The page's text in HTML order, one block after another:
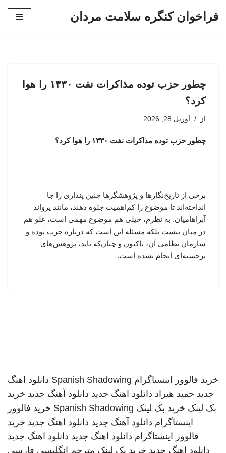
فراخوان کنگره سلامت مردان
چطور حزب توده مذاکرات نفت ۱۳۳۰ را هوا
کرد؟
از آوریل 28, 2026
چطور حزب توده مذاکرات نفت ۱۳۳۰ را هوا کرد؟
برخی از تاریخ‌نگارها و پژوهشگرها چنین پنداری را جا
انداخته‌اند تا موضوع را کم‌اهمیت جلوه دهند، مانند یرواند
آبراهامیان. به نظرم، خیلی هم موضوع مهمی است، غلو هم
در میان نیست بلکه مسئله این است که درباره حزب توده و
سازمان نظامی آن، تاکنون و چنان‌که باید، پژوهش‌های
برجسته‌ای انجام نشده است.
خرید فالوور اینستاگرام Spanish Shadowing دانلود اهنگ
جدید حمید هیراد دانلود اهنگ جدید دانلود آهنگ جدید خرید
بک لینک خرید بک لینک Spanish Shadowing خرید فالوور
اینستاگرام دانلود آهنگ جدید دانلود اهنگ جدید خرید
فالوور اینستاگرام دانلود اهنگ جدید دانلود اهنگ جدید
دانلود اهنگ جدید خرید بک لینک مترجم انگلیسی فارسی